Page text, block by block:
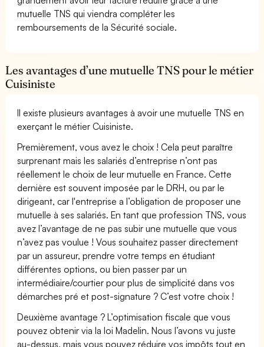
mutuelle TNS qui viendra compléter les
remboursements de la Sécurité sociale.
Les avantages d’une mutuelle TNS pour le métier
Cuisiniste
Il existe plusieurs avantages à avoir une mutuelle TNS en
exerçant le métier Cuisiniste.
Premièrement, vous avez le choix ! Cela peut paraître
surprenant mais les salariés d’entreprise n’ont pas
réellement le choix de leur mutuelle en France. Cette
dernière est souvent imposée par le DRH, ou par le
dirigeant, car l'entreprise a l’obligation de proposer une
mutuelle à ses salariés. En tant que profession TNS, vous
avez l’avantage de ne pas subir une mutuelle que vous
n’avez pas voulue ! Vous souhaitez passer directement
par un assureur, prendre votre temps en étudiant
différentes options, ou bien passer par un
intermédiaire/courtier pour plus de simplicité dans vos
démarches pré et post-signature ? C’est votre choix !
Deuxième avantage ? L’optimisation fiscale que vous
pouvez obtenir via la loi Madelin. Nous l’avons vu juste
au-dessus, mais vous pouvez réduire vos impôts tout en